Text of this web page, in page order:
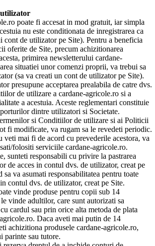
poate fi accesat in mod gratuit, iar simpla
nu este conditionata de inregistrarea ca
cont de utilizator pe Site). Pentru a beneficia
oferite de Site, precum achizitionarea
primirea newsletterului cardane-
situatiei unor comenzi proprii, va trebui sa
(sa va creati un cont de utilizator pe Site).
presupune acceptarea prealabila de catre dvs.
de utilizare a cardane-agricole.ro si a
a acestuia. Aceste reglementari constituie
dintre utilizatori si Societate.
si Conditiilor de utilizare si ai Politicii
fi modificate, va rugam sa le revedeti periodic.
mai fi de acord cu prevederile acestora, va
folositi serviciile cardane-agricole.ro.
sunteti responsabili cu privire la pastrarea
de acces in contul dvs. de utilizator, creat pe
sa va asumati responsabilitatea pentru toate
contul dvs. de utilizator, creat pe Site.
vinde produse pentru copii sub 14
vinde adultilor, care sunt autorizati sa
cardul sau prin orice alta metoda de plata
Daca aveti mai putin de 14
achizitiona produsele cardane-agricole.ro,
parinte sau tutore.